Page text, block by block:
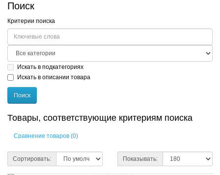
Поиск
Критерии поиска
Искать в подкатегориях
Искать в описании товара
Товары, соответствующие критериям поиска
Сравнение товаров (0)
Сортировать: Показывать: